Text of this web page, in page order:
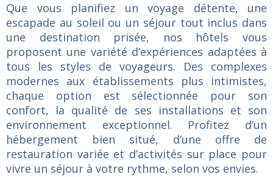
Que vous planifiez un voyage détente, une
escapade au soleil ou un séjour tout inclus dans
une destination prisée, nos hôtelsvous
proposent une variété d’expériences adaptées à
tous les styles de voyageurs. Des complexes
modernes aux établissements plus intimistes,
chaque option est sélectionnée pour son
confort, la qualité de ses installations et son
environnement exceptionnel. Profitez d’un
hébergement bien situé, d’une offre de
restauration variée et d’activités sur place pour
vivre un séjour à votre rythme, selon vos envies.